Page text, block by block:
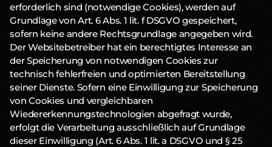
erforderlich sind (notwendige Cookies), werden auf
Grundlage von Art. 6 Abs. 1 lit. f DSGVO gespeichert,
sofern keine andere Rechtsgrundlage angegeben wird.
Der Websitebetreiber hat ein berechtigtes Interesse an
der Speicherung von notwendigen Cookies zur
technisch fehlerfreien und optimierten Bereitstellung
seiner Dienste. Sofern eine Einwilligung zur Speicherung
von Cookies und vergleichbaren
Wiedererkennungstechnologien abgefragt wurde,
erfolgt die Verarbeitung ausschließlich auf Grundlage
dieser Einwilligung (Art. 6 Abs. 1 lit. a DSGVO und § 25